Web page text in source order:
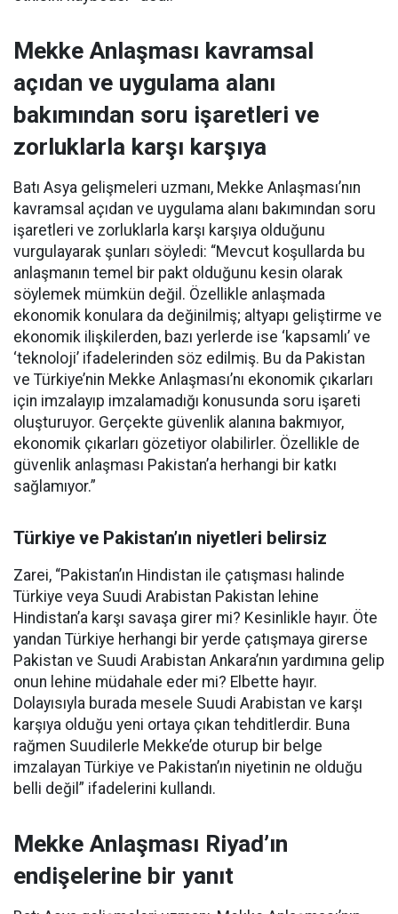
Mekke Anlaşması kavramsal
açıdan ve uygulama alanı
bakımından soru işaretleri ve
zorluklarla karşı karşıya
Batı Asya gelişmeleri uzmanı, Mekke Anlaşması’nın
kavramsal açıdan ve uygulama alanı bakımından soru
işaretleri ve zorluklarla karşı karşıya olduğunu
vurgulayarak şunları söyledi: “Mevcut koşullarda bu
anlaşmanın temel bir pakt olduğunu kesin olarak
söylemek mümkün değil. Özellikle anlaşmada
ekonomik konulara da değinilmiş; altyapı geliştirme ve
ekonomik ilişkilerden, bazı yerlerde ise ‘kapsamlı’ ve
‘teknoloji’ ifadelerinden söz edilmiş. Bu da Pakistan
ve Türkiye’nin Mekke Anlaşması’nı ekonomik çıkarları
için imzalayıp imzalamadığı konusunda soru işareti
oluşturuyor. Gerçekte güvenlik alanına bakmıyor,
ekonomik çıkarları gözetiyor olabilirler. Özellikle de
güvenlik anlaşması Pakistan’a herhangi bir katkı
sağlamıyor.”
Türkiye ve Pakistan’ın niyetleri belirsiz
Zarei, “Pakistan’ın Hindistan ile çatışması halinde
Türkiye veya Suudi Arabistan Pakistan lehine
Hindistan’a karşı savaşa girer mi? Kesinlikle hayır. Öte
yandan Türkiye herhangi bir yerde çatışmaya girerse
Pakistan ve Suudi Arabistan Ankara’nın yardımına gelip
onun lehine müdahale eder mi? Elbette hayır.
Dolayısıyla burada mesele Suudi Arabistan ve karşı
karşıya olduğu yeni ortaya çıkan tehditlerdir. Buna
rağmen Suudilerle Mekke’de oturup bir belge
imzalayan Türkiye ve Pakistan’ın niyetinin ne olduğu
belli değil” ifadelerini kullandı.
Mekke Anlaşması Riyad’ın
endişelerine bir yanıt